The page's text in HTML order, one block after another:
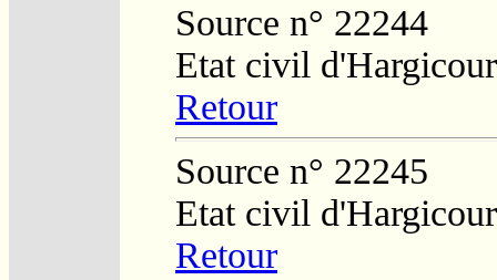
Source n° 22244
Etat civil
Retour
Source n° 22245
Etat civil
Retour